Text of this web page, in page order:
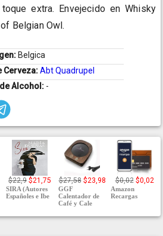
extra. Envejecido en Whisky
Belgian Owl.
Belgica
Cerveza:Abt Quadrupel
Alcohol: -
$22,9 $21,75
SIRA (Autores
Españoles e Ibe
$27,58 $23,98
GGF
Calentador de
Café y Cale
$0,02 $0,02
Amazon
Recargas